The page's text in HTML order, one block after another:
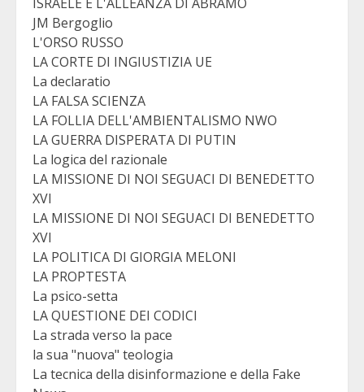
JM Bergoglio
L'ORSO RUSSO
LA CORTE DI INGIUSTIZIA UE
La declaratio
LA FALSA SCIENZA
LA FOLLIA DELL'AMBIENTALISMO NWO
LA GUERRA DISPERATA DI PUTIN
La logica del razionale
LA MISSIONE DI NOI SEGUACI DI BENEDETTO
XVI
LA MISSIONE DI NOI SEGUACI DI BENEDETTO
XVI
LA POLITICA DI GIORGIA MELONI
LA PROPTESTA
La psico-setta
LA QUESTIONE DEI CODICI
La strada verso la pace
la sua "nuova" teologia
La tecnica della disinformazione e della Fake